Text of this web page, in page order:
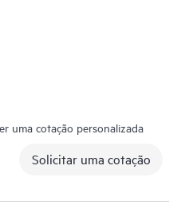
uma cotação personalizada
Solicitar uma cotação